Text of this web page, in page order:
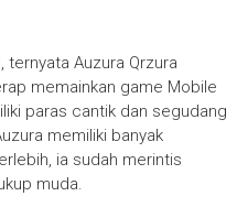
Auzura Qrzura
memainkan game Mobile
paras cantik dan segudang
memiliki banyak
ia sudah merintis
muda.